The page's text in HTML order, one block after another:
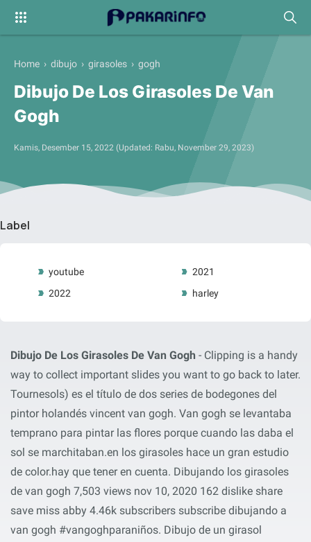
Label
youtube
2021
2022
harley
Home › dibujo › girasoles › gogh
Dibujo De Los Girasoles De Van
Gogh
Kamis, Desember 15, 2022 (Updated: Rabu, November 29, 2023)
Dibujo De Los Girasoles De Van Gogh - Clipping is a handy
way to collect important slides you want to go back to later.
Tournesols) es el título de dos series de bodegones del
pintor holandés vincent van gogh. Van gogh se levantaba
temprano para pintar las flores porque cuando las daba el
sol se marchitaban.en los girasoles hace un gran estudio
de color.hay que tener en cuenta. Dibujando los girasoles
de van gogh 7,503 views nov 10, 2020 162 dislike share
save miss abby 4.46k subscribers subscribe dibujando a
van gogh #vangoghparaniños. Dibujo de un girasol